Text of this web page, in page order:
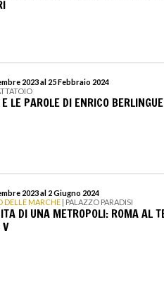
2023 al 25 Febbraio 2024
LE PAROLE DI ENRICO
2023 al 2 Giugno 2024
DELLE MARCHE | PALAZZO PARADISI
DI UNA METROPOLI: ROMA AL
V